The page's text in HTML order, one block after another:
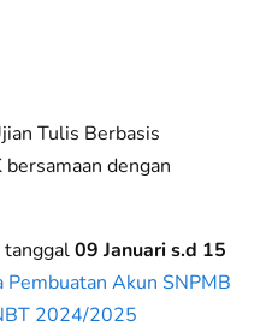
Tulis Berbasis
dengan
tanggal09 Januari s.d 15
Pembuatan Akun SNPMB
2024/2025